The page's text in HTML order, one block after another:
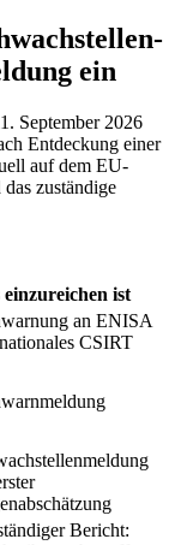
ein
September 2026
Entdeckung einer
auf dem EU-
zuständige
einzureichen ist
an ENISA
CSIRT
Bericht: